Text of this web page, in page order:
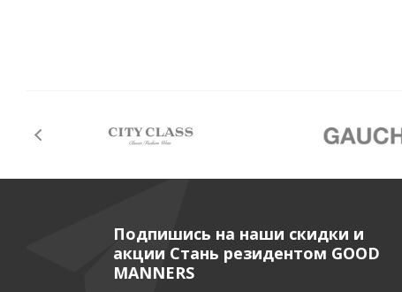
Подпишись на наши скидки и
акции Стань резидентом GOOD
MANNERS